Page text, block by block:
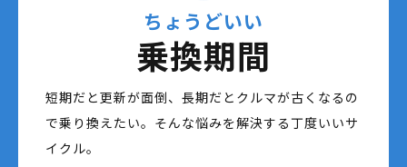
ちょうどいい
乗換期間
短期だと更新が面倒、長期だとクルマが古くなるの
で乗り換えたい。そんな悩みを解決する丁度いいサ
イクル。